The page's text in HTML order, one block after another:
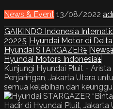
News & Event 13/08/2022
GAIKINDO Indonesia
20225 Hyundai Motor di
Hyundai STARGAZER1 News
Hyundai Motors Indonesia1
Kunjungi Hyundai Pluit - Arista
Penjaringan, Jakarta Utara
semua kelebihan dan